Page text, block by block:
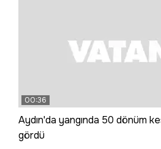
00:36
Aydın'da yangında 50 dönüm
gördü